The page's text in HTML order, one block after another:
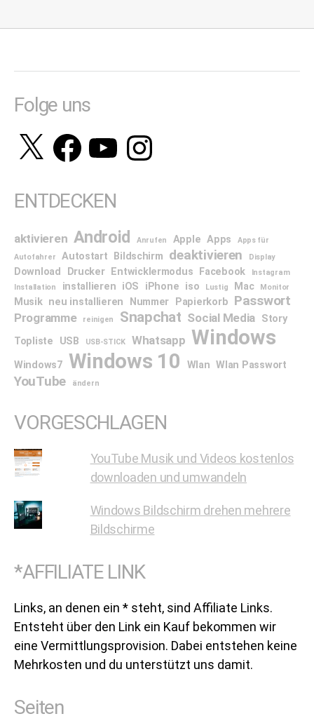
Folge uns
X FacebookYouTubeInstagram
ENTDECKEN
aktivieren Android Anrufen Apple Apps
Apps für
Autofahrer
Autostart Bildschirm deaktivieren Display
Download Drucker Entwicklermodus Facebook
Instagram
Installation
installieren iOS iPhone iso Lustig Mac Monitor
Musik neu installieren Nummer Papierkorb Passwort
Programme reinigen Snapchat Social Media Story
Topliste
USB USB-STICK Whatsapp Windows
Windows7 Windows 10 Wlan Wlan Passwort
YouTube ändern
VORGESCHLAGEN
YouTube Musik und Videos kostenlos
downloaden und umwandeln
Windows Bildschirm drehen mehrere
Bildschirme
*AFFILIATE LINK
Links, an denen ein * steht, sind Affiliate Links.
Entsteht über den Link ein Kauf bekommen wir
eine Vermittlungsprovision. Dabei entstehen keine
Mehrkosten und du unterstützt uns damit.
Seiten